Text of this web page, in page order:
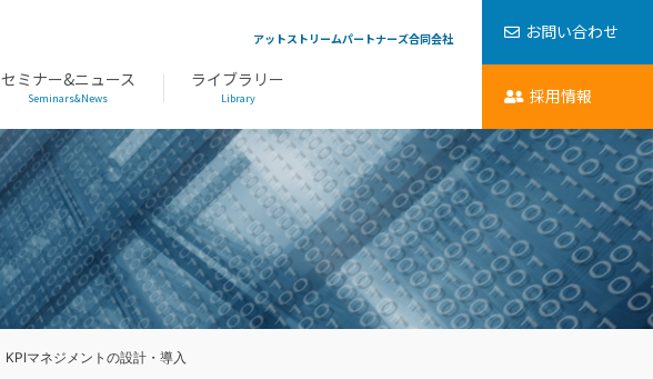
セミナー&ニュース
Seminars&News
ライブラリー
Library
アットストリームパートナーズ合同会社 お問い合わせ
採用情報
KPIマネジメントの設計・導入